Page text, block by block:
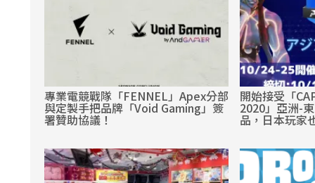
專業電競戰隊「FENNEL」Apex分部
與定製手把品牌「Void Gaming」簽
署贊助協議！
開始接受「
2020」亞洲-
品，日本玩家